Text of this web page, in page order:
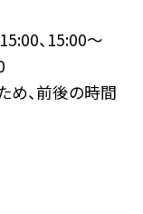
、15:00〜
め、前後の時間